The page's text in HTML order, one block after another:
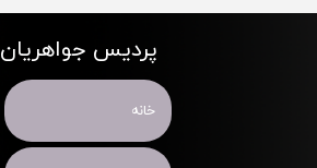
پردیس جواهریان
خانه